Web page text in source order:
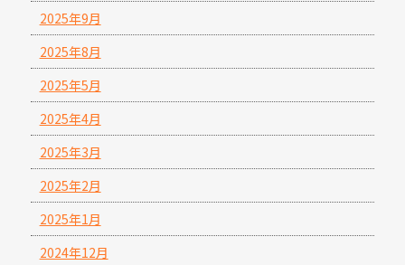
2025年9月
2025年8月
2025年5月
2025年4月
2025年3月
2025年2月
2025年1月
2024年12月